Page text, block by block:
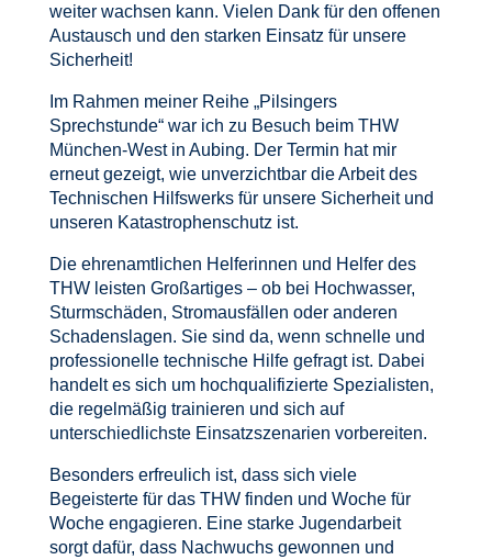
weiter wachsen kann. Vielen Dank für den offenen
Austausch und den starken Einsatz für unsere
Sicherheit!
Im Rahmen meiner Reihe „Pilsingers
Sprechstunde“ war ich zu Besuch beim THW
München-West in Aubing. Der Termin hat mir
erneut gezeigt, wie unverzichtbar die Arbeit des
Technischen Hilfswerks für unsere Sicherheit und
unseren Katastrophenschutz ist.
Die ehrenamtlichen Helferinnen und Helfer des
THW leisten Großartiges – ob bei Hochwasser,
Sturmschäden, Stromausfällen oder anderen
Schadenslagen. Sie sind da, wenn schnelle und
professionelle technische Hilfe gefragt ist. Dabei
handelt es sich um hochqualifizierte Spezialisten,
die regelmäßig trainieren und sich auf
unterschiedlichste Einsatzszenarien vorbereiten.
Besonders erfreulich ist, dass sich viele
Begeisterte für das THW finden und Woche für
Woche engagieren. Eine starke Jugendarbeit
sorgt dafür, dass Nachwuchs gewonnen und